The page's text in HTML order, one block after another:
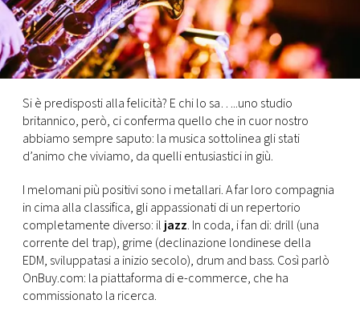
TV
PRINCIPATO
DI
MONACO
RMC
Si è predisposti alla felicità? E chi lo sa…..uno studio
britannico, però, ci conferma quello che in cuor nostro
abbiamo sempre saputo: la musica sottolinea gli stati
d’animo che viviamo, da quelli entusiastici in giù.
I melomani più positivi sono i metallari. A far loro compagnia
in cima alla classifica, gli appassionati di un repertorio
completamente diverso: il jazz. In coda, i fan di: drill (una
corrente del trap), grime (declinazione londinese della
EDM, sviluppatasi a inizio secolo), drum and bass. Così parlò
OnBuy.com: la piattaforma di e-commerce, che ha
commissionato la ricerca.